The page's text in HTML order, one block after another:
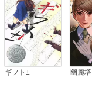
ギフト± 幽麗塔